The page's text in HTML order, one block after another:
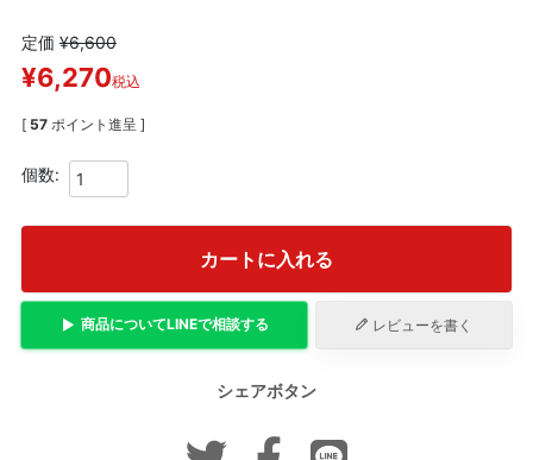
定価 ¥6,600
¥6,270税込
[ 57 ポイント進呈 ]
カートに入れる
商品についてLINEで相談する レビューを書く
シェアボタン